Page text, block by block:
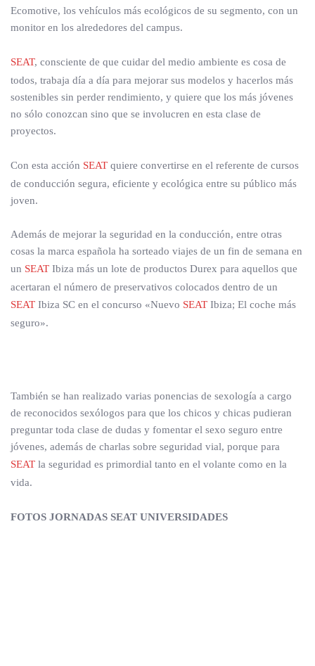
Ecomotive, los vehículos más ecológicos de su segmento, con un
monitor en los alrededores del campus.
SEAT, consciente de que cuidar del medio ambiente es cosa de
todos, trabaja día a día para mejorar sus modelos y hacerlos más
sostenibles sin perder rendimiento, y quiere que los más jóvenes
no sólo conozcan sino que se involucren en esta clase de
proyectos.
Con esta acción SEAT quiere convertirse en el referente de cursos
de conducción segura, eficiente y ecológica entre su público más
joven.
Además de mejorar la seguridad en la conducción, entre otras
cosas la marca española ha sorteado viajes de un fin de semana en
un SEAT Ibiza más un lote de productos Durex para aquellos que
acertaran el número de preservativos colocados dentro de un
SEAT Ibiza SC en el concurso «Nuevo SEAT Ibiza; El coche más
seguro».
También se han realizado varias ponencias de sexología a cargo
de reconocidos sexólogos para que los chicos y chicas pudieran
preguntar toda clase de dudas y fomentar el sexo seguro entre
jóvenes, además de charlas sobre seguridad vial, porque para
SEAT la seguridad es primordial tanto en el volante como en la
vida.
FOTOS JORNADAS SEAT UNIVERSIDADES